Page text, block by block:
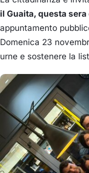
il Guaita, questa sera
appuntamento
Domenica 23
urne e sostenere la